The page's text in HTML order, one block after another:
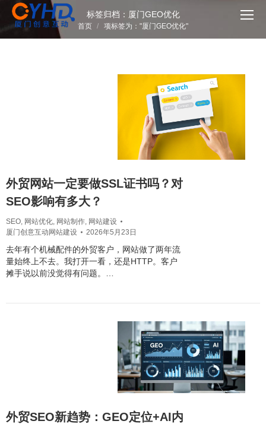
标签归档： 厦门GEO优化
您在这里：
首页 项标签为："厦门GEO优化"
外贸网站一定要做SSL证书吗？对
SEO影响有多大？
SEO, 网站优化, 网站制作, 网站建设
厦门创意互动网站建设
2026年5月23日
去年有个机械配件的外贸客户，网站做了两年流
量始终上不去。我打开一看，还是HTTP。客户
摊手说以前没觉得有问题。…
外贸SEO新趋势：GEO定位+AI内